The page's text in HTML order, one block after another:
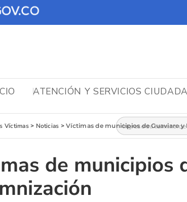
ATENCIÓN Y SERVICIOS
Buscar:
Víctimas> Noticias >Víctimas de municipios de Guaviare
de municipios